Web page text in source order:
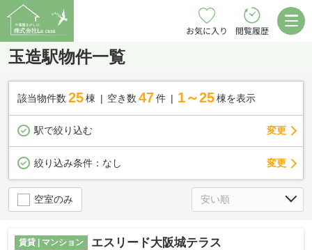
お気に入り 閲覧履歴
玉造駅物件一覧
該当物件数 25棟 空き数 47 件 1～25 棟を表示
駅で絞り込む 変更
絞り込み条件： なし 変更
空室のみ
賃貸 | マンション エスリード大阪城テラス